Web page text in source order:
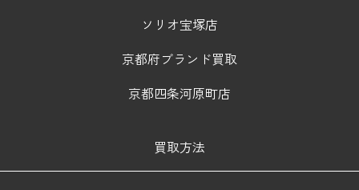
ソリオ宝塚店
京都府ブランド買取
京都四条河原町店
買取方法